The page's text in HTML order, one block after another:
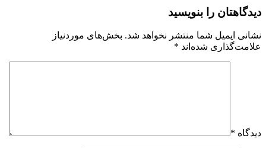
دیدگاهتان را بنویسید
نشانی ایمیل شما منتشر نخواهد شد. بخش‌های موردنیاز
علامت‌گذاری شده‌اند *
دیدگاه *